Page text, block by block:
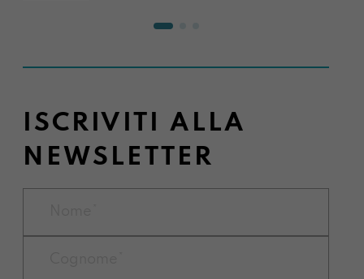
ISCRIVITI ALLA
NEWSLETTER